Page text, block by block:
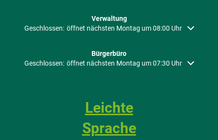
Verwaltung
Klicken, um weitere Öffnungs- oder Schließzeiten auszublenden
Geschlossen: öffnet nächsten Montag um 08:00 Uhr
Bürgerbüro
Klicken, um weitere Öffnungs- oder Schließzeiten auszublenden
Geschlossen: öffnet nächsten Montag um 07:30 Uhr
Leichte
Sprache